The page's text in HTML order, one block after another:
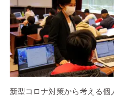
新型コロナ対策から考える個